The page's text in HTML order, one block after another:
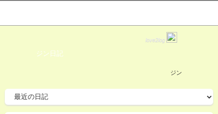
love2log
ジン日記
ジン